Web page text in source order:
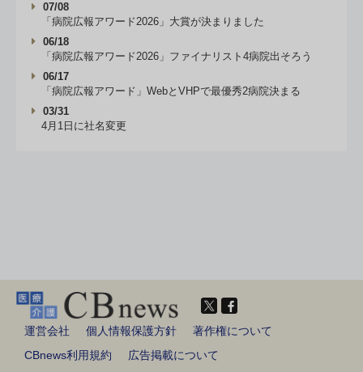
07/08
「病院広報アワード2026」大賞が決まりました
06/18
「病院広報アワード2026」ファイナリスト4病院出そろう
06/17
「病院広報アワード」WebとVHPで最優秀2病院決まる
03/31
4月1日に社名変更
運営会社 個人情報保護方針
著作権について
CBnews利用規約
広告掲載について